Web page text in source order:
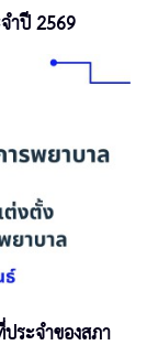
ำปี 2569
ระจำของสภา